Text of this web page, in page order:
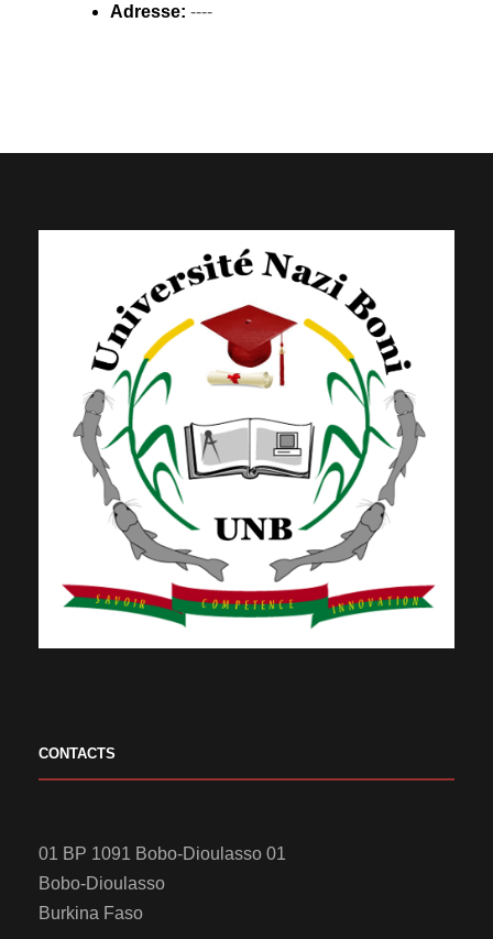
Adresse: ----
CONTACTS
01 BP 1091 Bobo-Dioulasso 01
Bobo-Dioulasso
Burkina Faso